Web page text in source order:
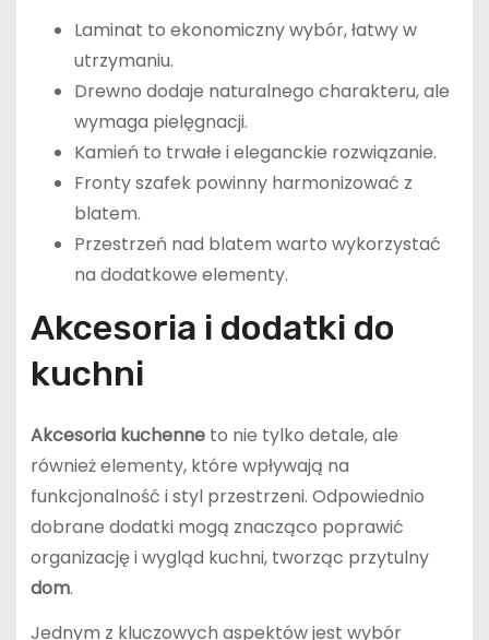
Laminat to ekonomiczny wybór, łatwy w
utrzymaniu.
Drewno dodaje naturalnego charakteru, ale
wymaga pielęgnacji.
Kamień to trwałe i eleganckie rozwiązanie.
Fronty szafek powinny harmonizować z
blatem.
Przestrzeń nad blatem warto wykorzystać
na dodatkowe elementy.
Akcesoria i dodatki do
kuchni
Akcesoria kuchenneto nie tylko detale, ale
również elementy, które wpływają na
funkcjonalność i styl przestrzeni. Odpowiednio
dobrane dodatki mogą znacząco poprawić
organizację i wygląd kuchni, tworząc przytulny
dom.
Jednym z kluczowych aspektów jest wybór